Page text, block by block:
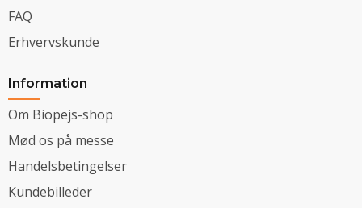
FAQ
Erhvervskunde
Information
Om Biopejs-shop
Mød os på messe
Handelsbetingelser
Kundebilleder